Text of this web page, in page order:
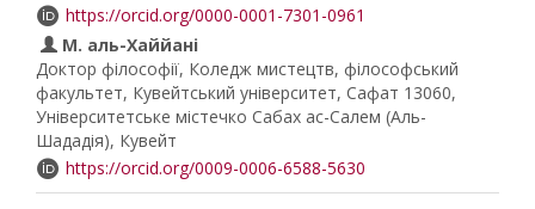
https://orcid.org/0000-0001-7301-0961
М. аль-Хаййані
Доктор філософії, Коледж мистецтв, філософський
факультет, Кувейтський університет, Сафат 13060,
Університетське містечко Сабах ас-Салем (Аль-
Шададія), Кувейт
https://orcid.org/0009-0006-6588-5630